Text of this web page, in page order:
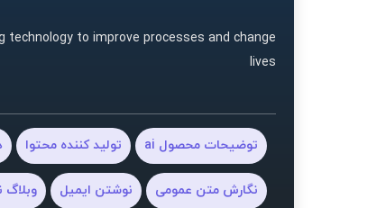
technology to improve processes and change
lives
توضیحات محصول ai تولید کننده محتوا
نگارش متن عمومی نوشتن ایمیل